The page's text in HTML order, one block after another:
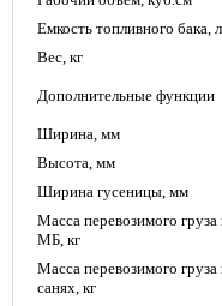
Емкость топливного бака, л
Вес, кг
Дополнительные функции
Ширина, мм
Высота, мм
Ширина гусеницы, мм
Масса перевозимого груза
МБ, кг
Масса перевозимого груза
санях, кг